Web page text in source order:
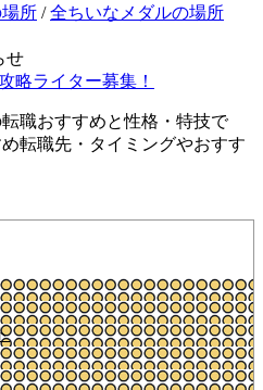
所 /全ちいなメダルの場所
せ
略ライター募集！
職おすすめと性格・特技で
転職先・タイミングやおすす